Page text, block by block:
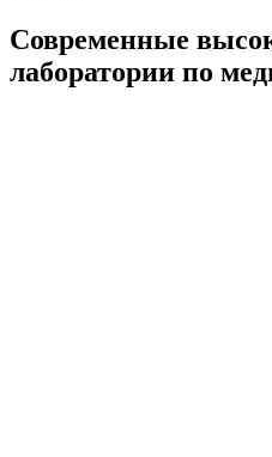
Современные
лаборатории по